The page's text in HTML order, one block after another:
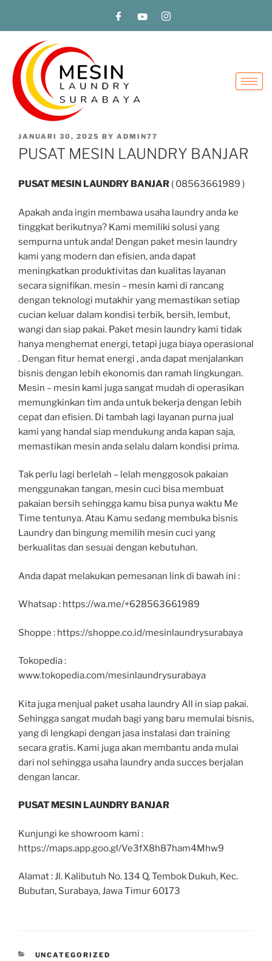
JANUARI 30, 2025 BY ADMIN77
PUSAT MESIN LAUNDRY BANJAR
PUSAT MESIN LAUNDRY BANJAR ( 08563661989 )
Apakah anda ingin membawa usaha laundry anda ke
tinggkat berikutnya? Kami memiliki solusi yang
sempurna untuk anda! Dengan paket mesin laundry
kami yang modern dan efisien, anda dapat
meningkatkan produktivitas dan kualitas layanan
secara signifikan. mesin – mesin kami di rancang
dengan teknologi mutakhir yang memastikan setiap
cucian keluar dalam kondisi terbik, bersih, lembut,
wangi dan siap pakai. Paket mesin laundry kami tidak
hanya menghemat energi, tetapi juga biaya operasional
. Dengan fitur hemat energi , anda dapat menjalankan
bisnis dengan lebih ekonomis dan ramah lingkungan.
Mesin – mesin kami juga sangat mudah di operasikan
memungkinkan tim anda untuk bekerja dengan lebih
cepat dan efisien. Di tambah lagi layanan purna jual
kami yang handal siap mendukung anda kapan saja,
memastikan mesin anda selalu dalam kondisi prima.
Tak perlu lagi berlelah – lelah menggosok pakaian
menggunakan tangan, mesin cuci bisa membuat
pakaian bersih sehingga kamu bisa punya waktu Me
Time tentunya. Atau Kamu sedang membuka bisnis
Laundry dan bingung memilih mesin cuci yang
berkualitas dan sesuai dengan kebutuhan.
Anda dapat melakukan pemesanan link di bawah ini :
Whatsap : https://wa.me/+628563661989
Shoppe : https://shoppe.co.id/mesinlaundrysurabaya
Tokopedia :
www.tokopedia.com/mesinlaundrysurabaya
Kita juga menjual paket usaha laundry All in siap pakai.
Sehingga sangat mudah bagi yang baru memulai bisnis,
yang di lengkapi dengan jasa instalasi dan training
secara gratis. Kami juga akan membantu anda mulai
dari nol sehingga usaha laundry anda succes berjalan
dengan lancar.
PUSAT MESIN LAUNDRY BANJAR
Kunjungi ke showroom kami :
https://maps.app.goo.gl/Ve3fX8h87ham4Mhw9
Alamat : Jl. Kalibutuh No. 134 Q, Tembok Dukuh, Kec.
Bubutan, Surabaya, Jawa Timur 60173
UNCATEGORIZED